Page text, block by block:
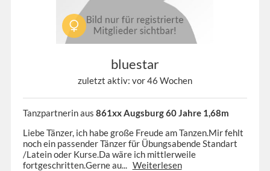
bluestar
zuletzt aktiv: vor 46 Wochen
Tanzpartnerin aus 861xx Augsburg 60 Jahre 1,68m
Liebe Tänzer, ich habe große Freude am Tanzen.Mir fehlt
noch ein passender Tänzer für Übungsabende Standart
/Latein oder Kurse.Da wäre ich mittlerweile
fortgeschritten.Gerne au... Weiterlesen